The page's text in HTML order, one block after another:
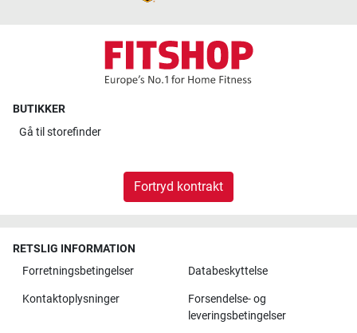
BUTIKKER
Gå til storefinder
Fortryd kontrakt
RETSLIG INFORMATION
Forretningsbetingelser
Databeskyttelse
Kontaktoplysninger
Forsendelse- og
leveringsbetingelser